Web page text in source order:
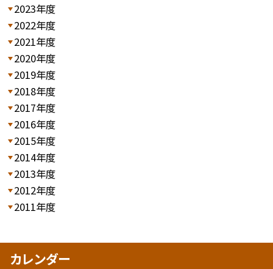
2023年度
2022年度
2021年度
2020年度
2019年度
2018年度
2017年度
2016年度
2015年度
2014年度
2013年度
2012年度
2011年度
カレンダー